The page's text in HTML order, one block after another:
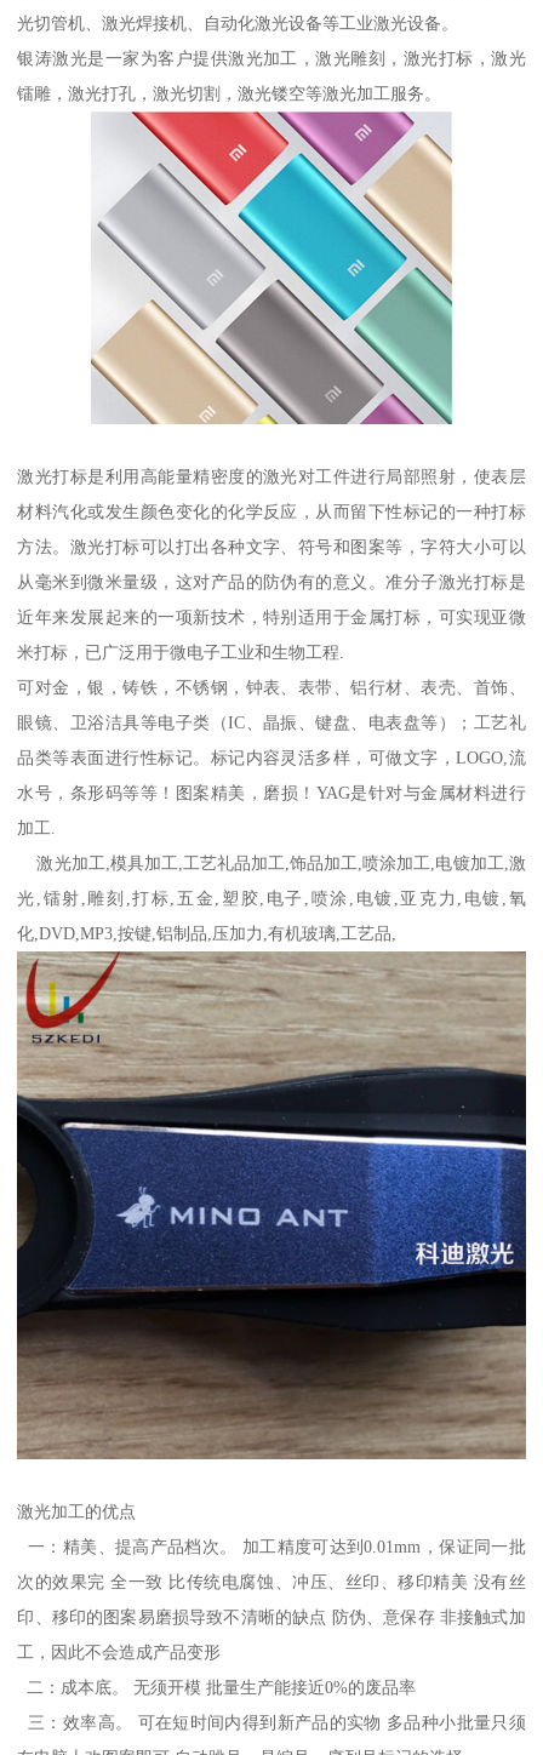
光切管机、激光焊接机、自动化激光设备等工业激光设备。
银涛激光是一家为客户提供激光加工，激光雕刻，激光打标，激光
镭雕，激光打孔，激光切割，激光镂空等激光加工服务。
激光打标是利用高能量精密度的激光对工件进行局部照射，使表层
材料汽化或发生颜色变化的化学反应，从而留下性标记的一种打标
方法。激光打标可以打出各种文字、符号和图案等，字符大小可以
从毫米到微米量级，这对产品的防伪有的意义。准分子激光打标是
近年来发展起来的一项新技术，特别适用于金属打标，可实现亚微
米打标，已广泛用于微电子工业和生物工程.
可对金，银，铸铁，不锈钢，钟表、表带、铝行材、表壳、首饰、
眼镜、卫浴洁具等电子类（IC、晶振、键盘、电表盘等）；工艺礼
品类等表面进行性标记。标记内容灵活多样，可做文字，LOGO,流
水号，条形码等等！图案精美，磨损！YAG是针对与金属材料进行
加工.
激光加工,模具加工,工艺礼品加工,饰品加工,喷涂加工,电镀加工,激
光,镭射,雕刻,打标,五金,塑胶,电子,喷涂,电镀,亚克力,电镀,氧
化,DVD,MP3,按键,铝制品,压加力,有机玻璃,工艺品,
激光加工的优点
一：精美、提高产品档次。 加工精度可达到0.01mm，保证同一批
次的效果完 全一致 比传统电腐蚀、冲压、丝印、移印精美 没有丝
印、移印的图案易磨损导致不清晰的缺点 防伪、意保存 非接触式加
工，因此不会造成产品变形
二：成本底。 无须开模 批量生产能接近0%的废品率
三：效率高。 可在短时间内得到新产品的实物 多品种小批量只须